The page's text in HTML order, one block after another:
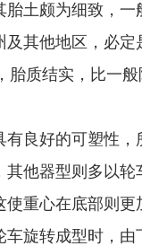
颇为细致，一
及其他地区，必
质结实，比一般
好的可塑性，
其他器型则多以
使重心在底部则
车旋转成型时，